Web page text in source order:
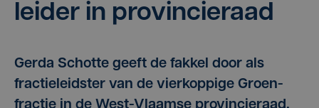
lei­der in provincieraad
Gerda Schotte geeft de fakkel door als
fractieleidster van de vierkoppige Groen-
fractie in de West-Vlaamse provincieraad.